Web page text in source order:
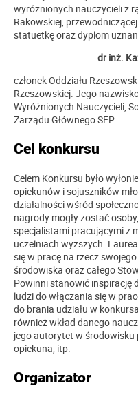
wyróżnionych nauczycieli z
Rakowskiej,
statuetkę oraz dyplom
dr inż.
członek Oddziału
Rzeszowskiej. Jego
Wyróżnionych Nauczycieli,
Zarządu Głównego SEP.
Cel konkursu
Celem Konkursu było
opiekunów i sojuszników
działalności wśród
nagrody mogły zostać
specjalistami pracującymi z
uczelniach wyższych.
się w pracę na rzecz
środowiska oraz całego
Powinni stanowić inspirację
ludzi do włączania się w
do brania udziału w
również wkład danego
jego autorytet w
opiekuna, itp.
Organizator